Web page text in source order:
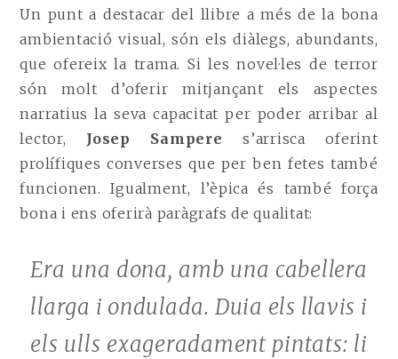
Un punt a destacar del llibre a més de la bona
ambientació visual, són els diàlegs, abundants,
que ofereix la trama. Si les novel·les de terror
són molt d’oferir mitjançant els aspectes
narratius la seva capacitat per poder arribar al
lector, Josep Samperes’arrisca oferint
prolífiques converses que per ben fetes també
funcionen. Igualment, l’èpica és també força
bona i ens oferirà paràgrafs de qualitat:
Era una dona, amb una cabellera
llarga i ondulada. Duia els llavis i
els ulls exageradament pintats: li